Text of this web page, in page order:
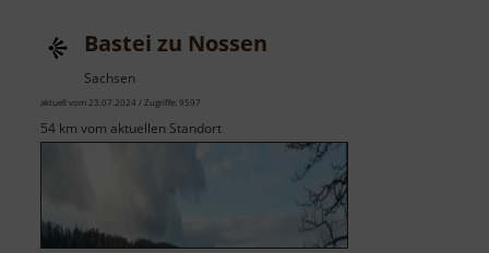
Bastei zu Nossen
Sachsen
aktuell vom 23.07.2024 / Zugriffe: 9597
54 km vom aktuellen Standort